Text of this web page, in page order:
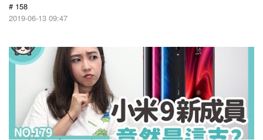
# 158
2019-06-13 09:47